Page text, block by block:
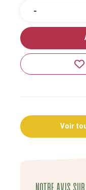
Quantité
-
Voir
Notre avis sur